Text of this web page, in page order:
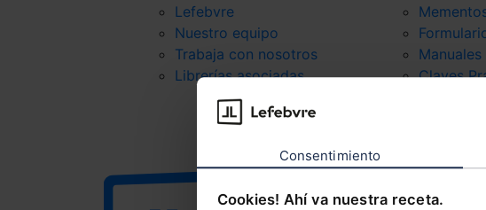
Consentimiento
Cookies! Ahí va nuestra receta.
Lefebvre
Nuestro equipo
Trabaja con nosotros
Librerías asociadas
Claves